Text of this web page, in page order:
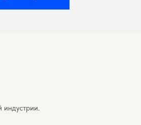
индустрии.